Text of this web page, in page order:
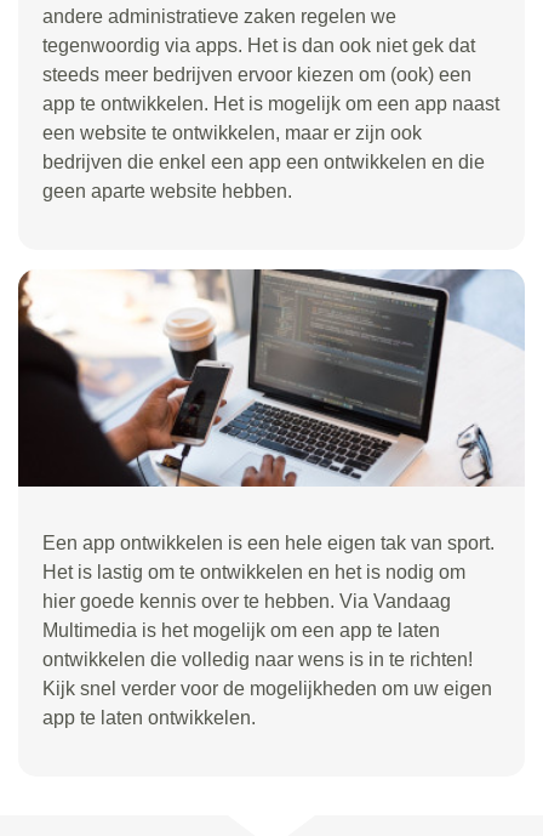
andere administratieve zaken regelen we
tegenwoordig via apps. Het is dan ook niet gek dat
steeds meer bedrijven ervoor kiezen om (ook) een
app te ontwikkelen. Het is mogelijk om een app naast
een website te ontwikkelen, maar er zijn ook
bedrijven die enkel een app een ontwikkelen en die
geen aparte website hebben.
Een app ontwikkelen is een hele eigen tak van sport.
Het is lastig om te ontwikkelen en het is nodig om
hier goede kennis over te hebben. Via Vandaag
Multimedia is het mogelijk om een app te laten
ontwikkelen die volledig naar wens is in te richten!
Kijk snel verder voor de mogelijkheden om uw eigen
app te laten ontwikkelen.